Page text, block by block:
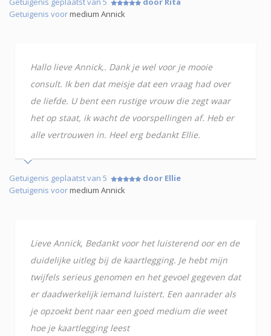
Getuigenis voormedium Annick
Hallo lieve Annick,. Dank je wel voor je mooie
consult. Ik ben dat meisje dat een vraag had over
de liefde. U bent een rustige vrouw die zegt waar
het op staat, ik wacht de voorspellingen af. Heb er
alle vertrouwen in. Heel erg bedankt Ellie.
Getuigenis geplaatst van 5
door Ellie
Getuigenis voormedium Annick
Lieve Annick, Bedankt voor het luisterend oor en de
duidelijke uitleg bij de kaartlegging. Je hebt mijn
twijfels serieus genomen en het gevoel gegeven dat
er daadwerkelijk iemand luistert. Een aanrader als
je opzoekt bent naar een goed medium die weet
hoe je kaartlegging leest